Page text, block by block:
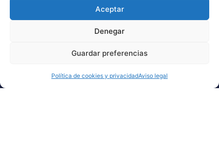
Aceptar
Denegar
Guardar preferencias
Política de cookies y privacidadAviso legal